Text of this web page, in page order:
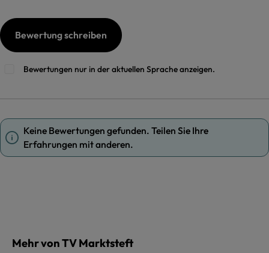
Bewertung schreiben
Bewertungen nur in der aktuellen Sprache anzeigen.
Keine Bewertungen gefunden. Teilen Sie Ihre
Erfahrungen mit anderen.
Mehr von TV Marktsteft